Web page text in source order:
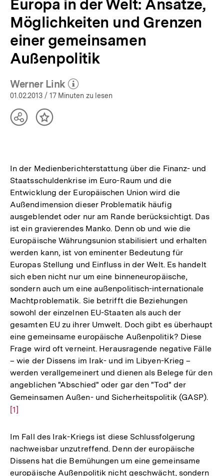
Europa in der Welt: Ansätze,
Möglichkeiten und Grenzen
einer gemeinsamen
Außenpolitik
Werner Link
(Mehr zum Autor)
öffnen
01.02.2013 / 17 Minuten zu lesen
TeilenInhalt
In der Medienberichterstattung über die Finanz- und
Staatsschuldenkrise im Euro-Raum und die
Entwicklung der Europäischen Union wird die
Außendimension dieser Problematik häufig
ausgeblendet oder nur am Rande berücksichtigt. Das
ist ein gravierendes Manko. Denn ob und wie die
Europäische Währungsunion stabilisiert und erhalten
werden kann, ist von eminenter Bedeutung für
Europas Stellung und Einfluss in der Welt. Es handelt
sich eben nicht nur um eine binneneuropäische,
sondern auch um eine außenpolitisch-internationale
Machtproblematik. Sie betrifft die Beziehungen
sowohl der einzelnen EU-Staaten als auch der
gesamten EU zu ihrer Umwelt. Doch gibt es überhaupt
eine gemeinsame europäische Außenpolitik? Diese
Frage wird oft verneint. Herausragende negative Fälle
– wie der Dissens im Irak- und im Libyen-Krieg –
werden verallgemeinert und dienen als Belege für den
angeblichen "Abschied" oder gar den "Tod" der
Gemeinsamen Außen- und Sicherheitspolitik (GASP).
[1]
Im Fall des Irak-Kriegs ist diese Schlussfolgerung
nachweisbar unzutreffend. Denn der europäische
Dissens hat die Bemühungen um eine gemeinsame
europäische Außenpolitik nicht geschwächt, sondern